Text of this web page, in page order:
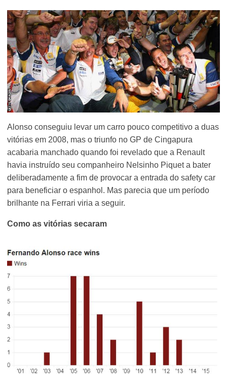
Alonso conseguiu levar um carro pouco competitivo a duas
vitórias em 2008, mas o triunfo no GP de Cingapura
acabaria manchado quando foi revelado que a Renault
havia instruído seu companheiro Nelsinho Piquet a bater
deliberadamente a fim de provocar a entrada do safety car
para beneficiar o espanhol. Mas parecia que um período
brilhante na Ferrari viria a seguir.
Como as vitórias secaram